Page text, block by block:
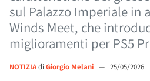
sul Palazzo Imperiale in
Winds Meet, che
miglioramenti per PS5
NOTIZIAdi Giorgio Melani — 25/05/2026